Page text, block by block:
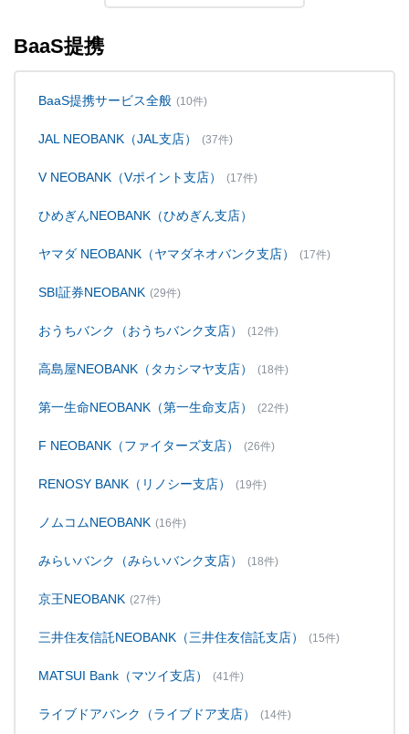
BaaS提携
BaaS提携サービス全般 (10件)
JAL NEOBANK（JAL支店） (37件)
V NEOBANK（Vポイント支店） (17件)
ひめぎんNEOBANK（ひめぎん支店）
ヤマダ NEOBANK（ヤマダネオバンク支店） (17件)
SBI証券NEOBANK (29件)
おうちバンク（おうちバンク支店） (12件)
高島屋NEOBANK（タカシマヤ支店） (18件)
第一生命NEOBANK（第一生命支店） (22件)
F NEOBANK（ファイターズ支店） (26件)
RENOSY BANK（リノシー支店） (19件)
ノムコムNEOBANK (16件)
みらいバンク（みらいバンク支店） (18件)
京王NEOBANK (27件)
三井住友信託NEOBANK（三井住友信託支店） (15件)
MATSUI Bank（マツイ支店） (41件)
ライブドアバンク（ライブドア支店） (14件)